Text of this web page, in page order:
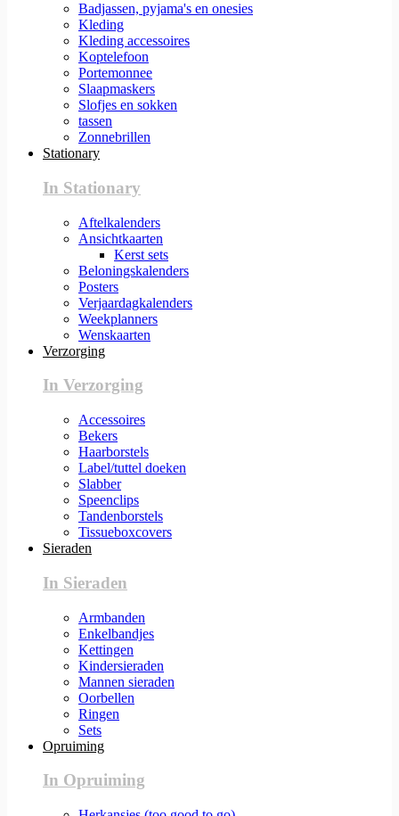
Badjassen, pyjama's en onesies
Kleding
Kleding accessoires
Koptelefoon
Portemonnee
Slaapmaskers
Slofjes en sokken
tassen
Zonnebrillen
Stationary
In Stationary
Aftelkalenders
Ansichtkaarten
Kerst sets
Beloningskalenders
Posters
Verjaardagkalenders
Weekplanners
Wenskaarten
Verzorging
In Verzorging
Accessoires
Bekers
Haarborstels
Label/tuttel doeken
Slabber
Speenclips
Tandenborstels
Tissueboxcovers
Sieraden
In Sieraden
Armbanden
Enkelbandjes
Kettingen
Kindersieraden
Mannen sieraden
Oorbellen
Ringen
Sets
Opruiming
In Opruiming